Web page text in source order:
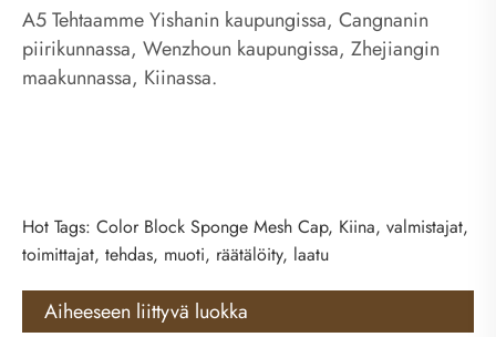
A5 Tehtaamme Yishanin kaupungissa, Cangnanin
piirikunnassa, Wenzhoun kaupungissa, Zhejiangin
maakunnassa, Kiinassa.
Hot Tags: Color Block Sponge Mesh Cap, Kiina, valmistajat,
toimittajat, tehdas, muoti, räätälöity, laatu
Aiheeseen liittyvä luokka